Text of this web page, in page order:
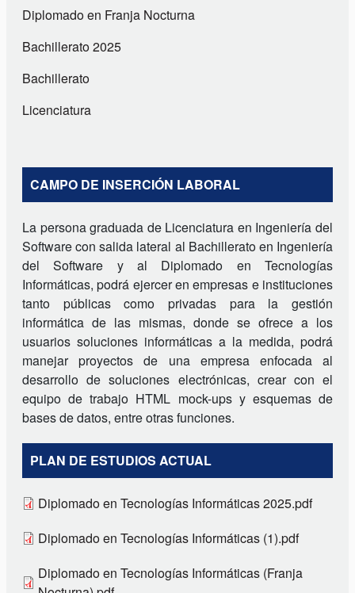
Diplomado en Franja Nocturna
Bachillerato 2025
Bachillerato
Licenciatura
CAMPO DE INSERCIÓN LABORAL
La persona graduada de Licenciatura en Ingeniería del
Software con salida lateral al Bachillerato en Ingeniería
del Software y al Diplomado en Tecnologías
Informáticas, podrá ejercer en empresas e instituciones
tanto públicas como privadas para la gestión
informática de las mismas, donde se ofrece a los
usuarios soluciones informáticas a la medida, podrá
manejar proyectos de una empresa enfocada al
desarrollo de soluciones electrónicas, crear con el
equipo de trabajo HTML mock-ups y esquemas de
bases de datos, entre otras funciones.
PLAN DE ESTUDIOS ACTUAL
Diplomado en Tecnologías Informáticas 2025.pdf
Diplomado en Tecnologías Informáticas (1).pdf
Diplomado en Tecnologías Informáticas (Franja